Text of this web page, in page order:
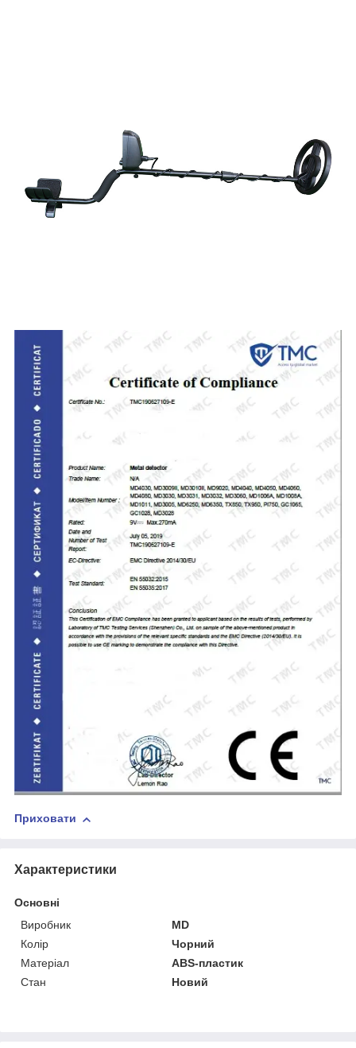
Приховати
Характеристики
Основні
Виробник
MD
Колір
Чорний
Матеріал
ABS-пластик
Стан
Новий